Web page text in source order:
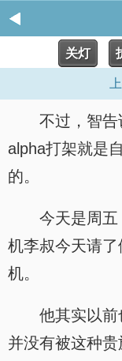
关灯
不过，智
alpha打架就是
的。
今天是周五
机李叔今天请
机。
他其实以
并没有被这种